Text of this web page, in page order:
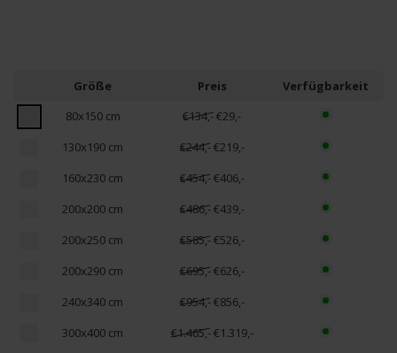
Größe Preis
Verfügbarkeit
80x150 cm
€134,-€29,-
130x190 cm
€244,-€219,-
160x230 cm
€454,-€406,-
200x200 cm
€486,-€439,-
200x250 cm
€585,-€526,-
200x290 cm
€695,-€626,-
240x340 cm
€954,-€856,-
300x400 cm
€1.465,-€1.319,-